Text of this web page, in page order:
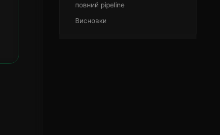
повний pipeline
Висновки